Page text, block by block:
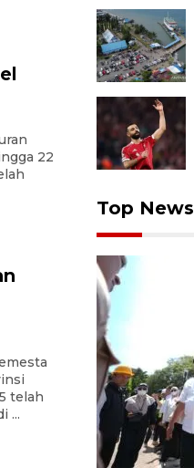
22
telah
...
Top News